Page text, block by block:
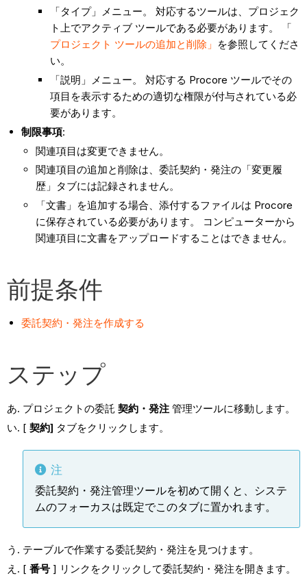
「タイプ」メニュー。 対応するツールは、プロジェク
ト上でアクティブ ツールである必要があります。 「
プロジェクト ツールの追加と削除」 を参照してくださ
い。
「説明」メニュー。 対応する Procore ツールでその
項目を表示するための適切な権限が付与されている必
要があります。
制限事項:
関連項目は変更できません。
関連項目の追加と削除は、委託契約・発注の「変更履
歴」タブには記録されません。
「文書」を追加する場合、添付するファイルは Procore
に保存されている必要があります。 コンピューターから
関連項目に文書をアップロードすることはできません。
前提条件
委託契約・発注を作成する
ステップ
プロジェクトの委託 契約・発注管理ツールに移動します。
[ 契約] タブをクリックします。
注
委託契約・発注管理ツールを初めて開くと、システ
ムのフォーカスは既定でこのタブに置かれます。
テーブルで作業する委託契約・発注を見つけます。
[ 番号] リンクをクリックして委託契約・発注を開きます。